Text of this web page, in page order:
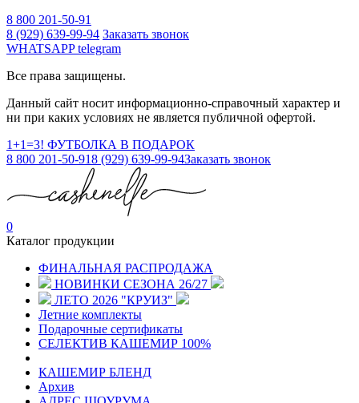
8 800 201-50-91
8 (929) 639-99-94 Заказать звонок
WHATSAPPtelegram
Все права защищены.
Данный сайт носит информационно-справочный характер и
ни при каких условиях не является публичной офертой.
1+1=3! ФУТБОЛКА В ПОДАРОК
8 800 201-50-918 (929) 639-99-94Заказать звонок
0
Каталог продукции
ФИНАЛЬНАЯ РАСПРОДАЖА
НОВИНКИ СЕЗОНА 26/27
ЛЕТО 2026 "КРУИЗ"
Летние комплекты
Подарочные сертификаты
СЕЛЕКТИВ КАШЕМИР 100%
КАШЕМИР БЛЕНД
Архив